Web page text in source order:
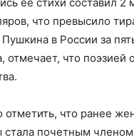
ее стихи составил 2
что превысило
в России за
отмечает, что поэзией
что ранее
стала почетным